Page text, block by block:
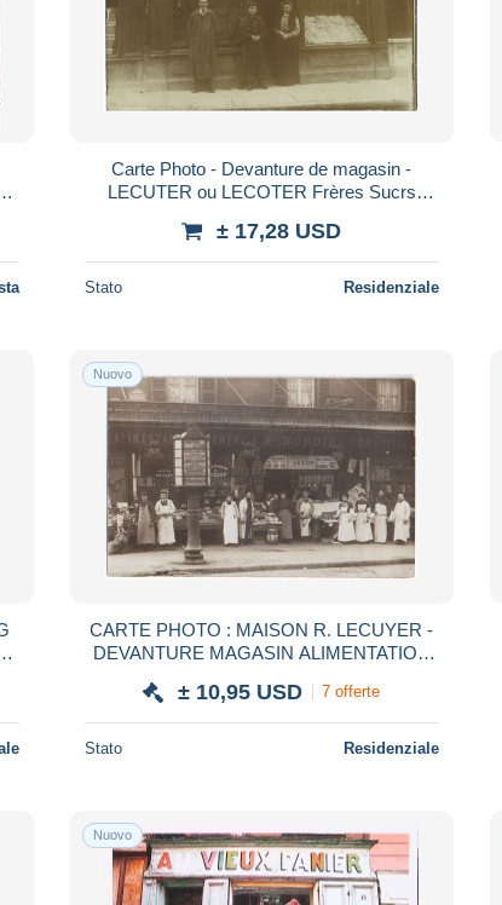
Carte Photo - Devanture de magasin -
LECUTER ou LECOTER Frères Sucrs
± 17,28 USD
Stato Residenziale
Nuovo
CARTE PHOTO : MAISON R. LECUYER -
DEVANTURE MAGASIN ALIMENTATION
BORDIER -
± 10,95 USD 7 offerte
Stato Residenziale
Nuovo